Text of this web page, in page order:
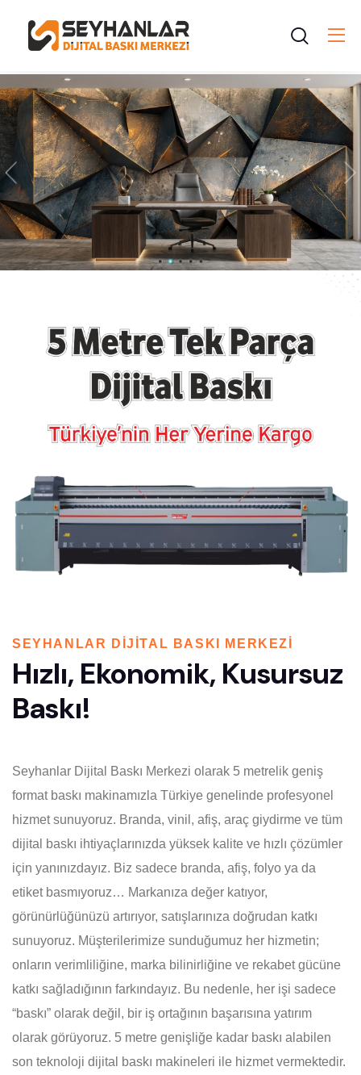
SEYHANLAR DIJITAL BASKI MERKEZI
Hızlı, Ekonomik, Kusursuz
Baskı!
Seyhanlar Dijital Baskı Merkezi olarak 5 metrelik geniş
format baskı makinamızla Türkiye genelinde profesyonel
hizmet sunuyoruz. Branda, vinil, afiş, araç giydirme ve tüm
dijital baskı ihtiyaçlarınızda yüksek kalite ve hızlı çözümler
için yanınızdayız. Biz sadece branda, afiş, folyo ya da
etiket basmıyoruz… Markanıza değer katıyor,
görünürlüğünüzü artırıyor, satışlarınıza doğrudan katkı
sunuyoruz. Müşterilerimize sunduğumuz her hizmetin;
onların verimliliğine, marka bilinirliğine ve rekabet gücüne
katkı sağladığının farkındayız. Bu nedenle, her işi sadece
“baskı” olarak değil, bir iş ortağının başarısına yatırım
olarak görüyoruz. 5 metre genişliğe kadar baskı alabilen
son teknoloji dijital baskı makineleri ile hizmet vermektedir.